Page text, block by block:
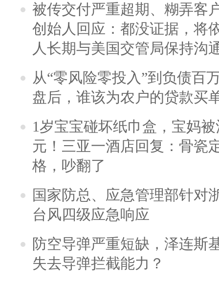
被传交付严重超期、糊弄客
创始人回应：都没证据，将
人长期与美国交管局保持沟
从“零风险零投入”到负债百
盘后，谁该为农户的贷款买
1岁宝宝碰坏纸巾盒，宝妈
元！三亚一酒店回复：骨瓷
格，吵翻了
国家防总、应急管理部针对
台风四级应急响应
防空导弹严重短缺，泽连斯
失去导弹拦截能力？